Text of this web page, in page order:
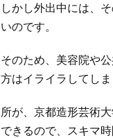
しかし外出中には、
いのです。
そのため、美容院や
方はイライラしてしま
所が、京都造形芸術
できるので、スキマ